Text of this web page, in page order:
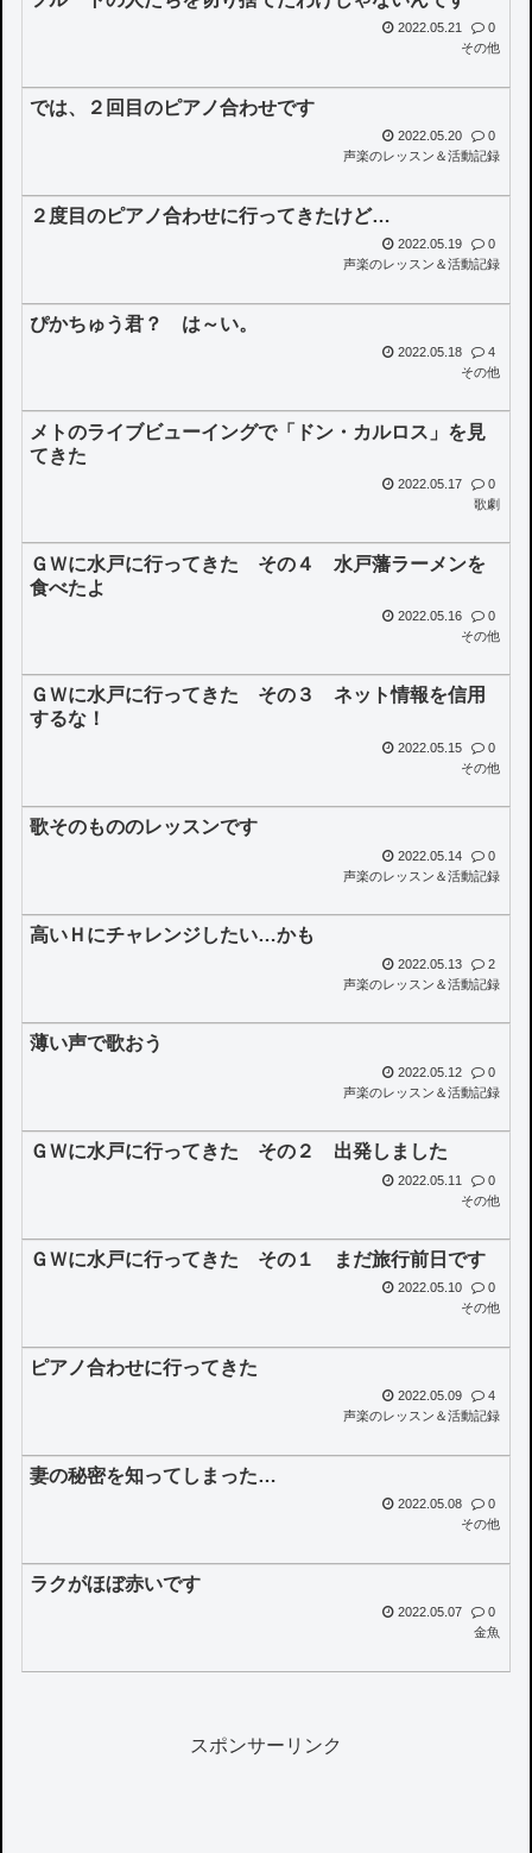
2022.05.21
0
その他
では、２回目のピアノ合わせです
2022.05.20
0
声楽のレッスン＆活動記録
２度目のピアノ合わせに行ってきたけど…
2022.05.19
0
声楽のレッスン＆活動記録
ぴかちゅう君？ は～い。
2022.05.18
4
その他
メトのライブビューイングで「ドン・カルロス」を見
てきた
2022.05.17
0
歌劇
ＧＷに水戸に行ってきた その４ 水戸藩ラーメンを
食べたよ
2022.05.16
0
その他
ＧＷに水戸に行ってきた その３ ネット情報を信用
するな！
2022.05.15
0
その他
歌そのもののレッスンです
2022.05.14
0
声楽のレッスン＆活動記録
高いＨにチャレンジしたい…かも
2022.05.13
2
声楽のレッスン＆活動記録
薄い声で歌おう
2022.05.12
0
声楽のレッスン＆活動記録
ＧＷに水戸に行ってきた その２ 出発しました
2022.05.11
0
その他
ＧＷに水戸に行ってきた その１ まだ旅行前日です
2022.05.10
0
その他
ピアノ合わせに行ってきた
2022.05.09
4
声楽のレッスン＆活動記録
妻の秘密を知ってしまった…
2022.05.08
0
その他
ラクがほぼ赤いです
2022.05.07
0
金魚
スポンサーリンク